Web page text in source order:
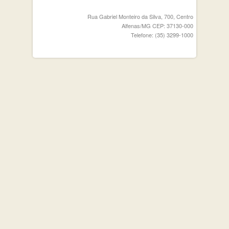
Rua Gabriel Monteiro da Silva, 700, Centro
Alfenas/MG CEP: 37130-000
Telefone: (35) 3299-1000